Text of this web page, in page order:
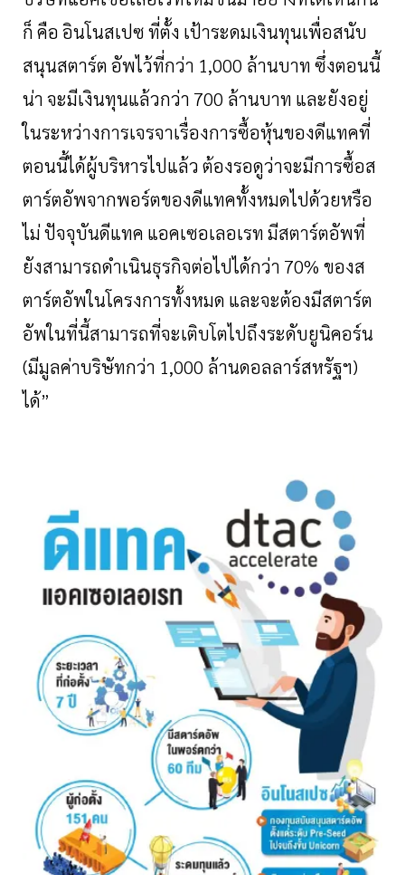
ก็คืออินโนสเปซที่ตั้ง เป้าระดมเงินทุนเพื่อสนับ
สนุนสตาร์ตอัพไว้ที่กว่า 1,000 ล้านบาทซึ่งตอนนี้
น่าจะมีเงินทุนแล้วกว่า 700 ล้านบาท และยังอยู่
ในระหว่างการเจรจาเรื่องการซื้อหุ้นของดีแทคที่
ตอนนี้ได้ผู้บริหารไปแล้วต้องรอดูว่าจะมีการซื้อส
ตาร์ตอัพจากพอร์ตของดีแทคทั้งหมดไปด้วยหรือ
ไม่ปัจจุบันดีแทค แอคเซอเลอเรทมีสตาร์ตอัพที่
ยังสามารถดำเนินธุรกิจต่อไปได้กว่า 70% ของส
ตาร์ตอัพในโครงการทั้งหมด และจะต้องมีสตาร์ต
อัพในที่นี้สามารถที่จะเติบโตไปถึงระดับยูนิคอร์น
(มีมูลค่าบริษัทกว่า 1,000 ล้านดอลลาร์สหรัฐฯ)
ได้”